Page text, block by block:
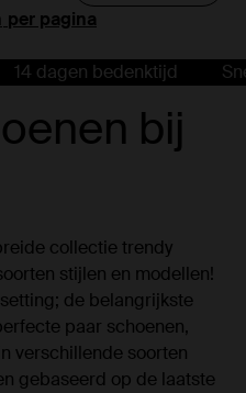
per pagina
dagen bedenktijd Snelle
bij
collectie trendy
stijlen en modellen!
de belangrijkste
paar schoenen,
verschillende soorten
gebaseerd op de laatste